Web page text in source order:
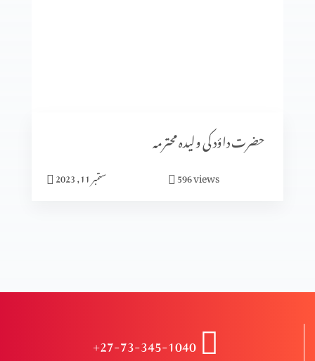
شادی کا الٰہی منصوبہ (حصہ2)
حضرت داؤد کی ولیدہ محترمہ
ستمبر 11, 2023 596views
+27-73-345-1040